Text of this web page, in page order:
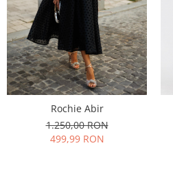
Rochie Abir
1.250,00 RON
499,99 RON